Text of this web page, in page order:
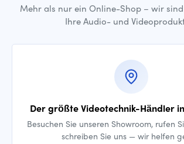
Mehr als nur ein Online-Shop – wir
Ihre Audio- und
Der größte Videotechnik-Händler
Besuchen Sie unseren Showroom, rufen
schreiben Sie uns — wir helfen